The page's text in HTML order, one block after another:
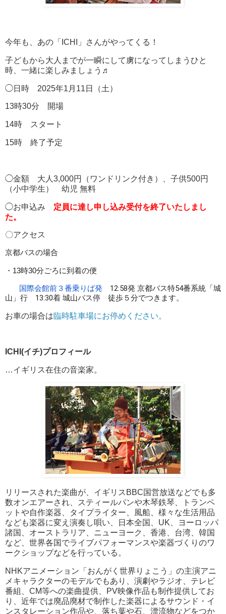
今年も、あの「ICHI」さんがやってくる！
子どもから大人までが一瞬にして虜になってしまうひと
時、一緒に楽しみましょう♬
◯日時 2025年1月11日（土）
13時30分 開場
14時 スタート
15時 終了予定
◯金額 大人3,000円（ワンドリンク付き）、子供500円
（小中学生） 幼児 無料
◯お申込み 定員に達し申し込み受付を終了いたしまし
た。
〇アクセス
京都バスの場合
・ 13時30分ごろに到着の便
国際会館前３番乗りば発 12:58発 京都バス特54番系統「城
山」行 13:30着 城山バス停 徒歩５分でつきます。
お車の場合は臨時駐車場にお停めください。
ICHI(イチ)プロフィール
…イギリス在住の音楽家。
リリースされた楽曲が、イギリスBBC国営放送などでも多
数オンエアーされ、スティールパンや木琴鉄琴、トランペ
ットや自作楽器、タイプライター、風船、様々な生活用品
なども楽器に変え演奏し唄い、日本全国、UK、ヨーロッパ
諸国、オーストラリア、ニューヨーク、香港、台湾、韓国
など、世界各国でライブパフォーマンスや楽器づくりのワ
ークショップなどを行っている。
NHKアニメーション「おんがく世界りょこう」の主演アニ
メキャラクターのモデルでもあり、演劇やラジオ、テレビ
番組、CM等への楽曲提供、PV映像作品も制作提供してお
り、近年では廃品廃材で制作した楽器によるサウンド・イ
ンスタレーション作品や、落ち葉や石、漂流物などをつか